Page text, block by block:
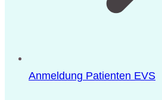
Anmeldung Patienten EVS